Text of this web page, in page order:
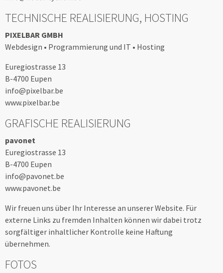
TECHNISCHE REALISIERUNG, HOSTING
PIXELBAR GMBH
Webdesign • Programmierung und IT • Hosting
Euregiostrasse 13
B-4700 Eupen
info@pixelbar.be
www.pixelbar.be
GRAFISCHE REALISIERUNG
pavonet
Euregiostrasse 13
B-4700 Eupen
info@pavonet.be
www.pavonet.be
Wir freuen uns über Ihr Interesse an unserer Website. Für
externe Links zu fremden Inhalten können wir dabei trotz
sorgfältiger inhaltlicher Kontrolle keine Haftung
übernehmen.
FOTOS